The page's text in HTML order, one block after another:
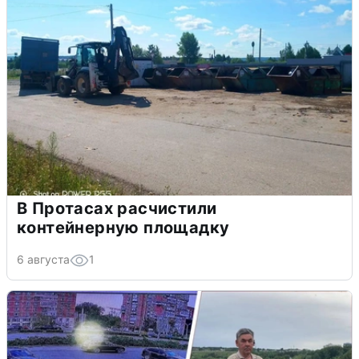
В Протасах расчистили
контейнерную площадку
6 августа 1